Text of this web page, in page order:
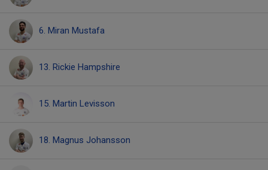
6. Miran Mustafa
13. Rickie Hampshire
15. Martin Levisson
18. Magnus Johansson